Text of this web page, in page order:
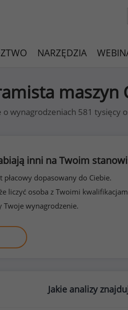
NARZĘDZIA
maszyn
o wynagrodzeniach 581 tysięcy
inni na Twoim
dopasowany do Ciebie.
liczyć osoba z Twoimi
Twoje wynagrodzenie.
Jakie analizy